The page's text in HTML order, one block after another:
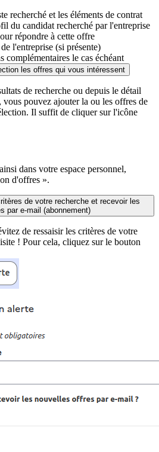
recherché et les éléments de contrat
du candidat recherché par l'entreprise
répondre à cette offre
l'entreprise (si présente)
complémentaires le cas échéant
les offres qui vous intéressent
de recherche ou depuis le détail
pouvez ajouter la ou les offres de
Il suffit de cliquer sur l'icône
dans votre espace personnel,
d'offres ».
de votre recherche et recevoir les
par e-mail (abonnement)
de ressaisir les critères de votre
! Pour cela, cliquez sur le bouton